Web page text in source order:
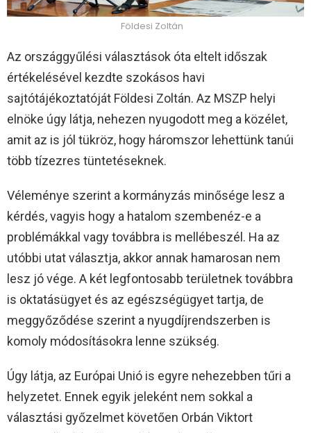
Földesi Zoltán
Az országgyűlési választások óta eltelt időszak
értékelésével kezdte szokásos havi
sajtótájékoztatóját Földesi Zoltán. Az MSZP helyi
elnöke úgy látja, nehezen nyugodott meg a közélet,
amit az is jól tükröz, hogy háromszor lehettünk tanúi
több tízezres tüntetéseknek.
Véleménye szerint a kormányzás minősége lesz a
kérdés, vagyis hogy a hatalom szembenéz-e a
problémákkal vagy továbbra is mellébeszél. Ha az
utóbbi utat választja, akkor annak hamarosan nem
lesz jó vége. A két legfontosabb területnek továbbra
is oktatásügyet és az egészségügyet tartja, de
meggyőződése szerint a nyugdíjrendszerben is
komoly módosításokra lenne szükség.
Úgy látja, az Európai Unió is egyre nehezebben tűri a
helyzetet. Ennek egyik jeleként nem sokkal a
választási győzelmet követően Orbán Viktort